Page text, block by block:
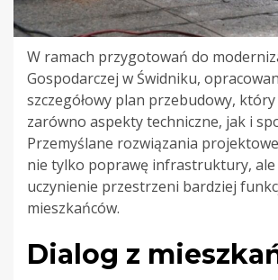
W ramach przygotowań do
Gospodarczej w Świdniku,
szczegółowy plan przebudowy,
zarówno aspekty techniczne, jak i
Przemyślane rozwiązania
nie tylko poprawę infrastruktury, ale
uczynienie przestrzeni bardziej
mieszkańców.
Dialog z